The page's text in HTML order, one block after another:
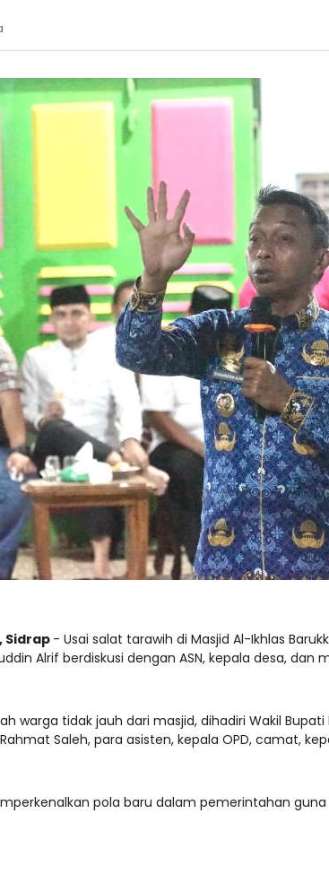
Sidrap - Usai salat tarawih di Masjid Al-Ikhlas
Alrif berdiskusi dengan ASN, kepala desa,
warga tidak jauh dari masjid, dihadiri Wakil Bupati
Saleh, para asisten, kepala OPD, camat,
pola baru dalam pemerintahan